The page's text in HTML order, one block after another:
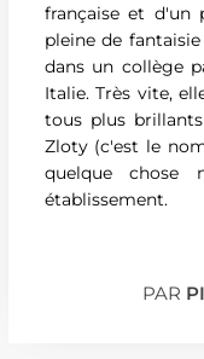
française et d'un
pleine de
dans un collège
Italie. Très vite,
tous plus
Zloty (c'est le
quelque chose
établissement.
PAR